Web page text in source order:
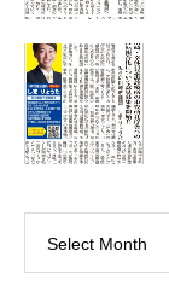
Select Month